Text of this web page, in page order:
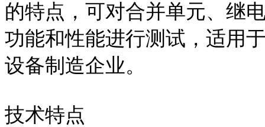
的特点，可对合并单元、继
功能和性能进行测试，适用
设备制造企业。
技术特点